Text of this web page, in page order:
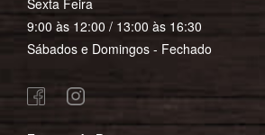
Sexta Feira
9:00 às 12:00 / 13:00 às 16:30
Sábados e Domingos - Fechado